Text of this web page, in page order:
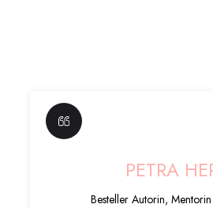
PETRA
Besteller Autorin,